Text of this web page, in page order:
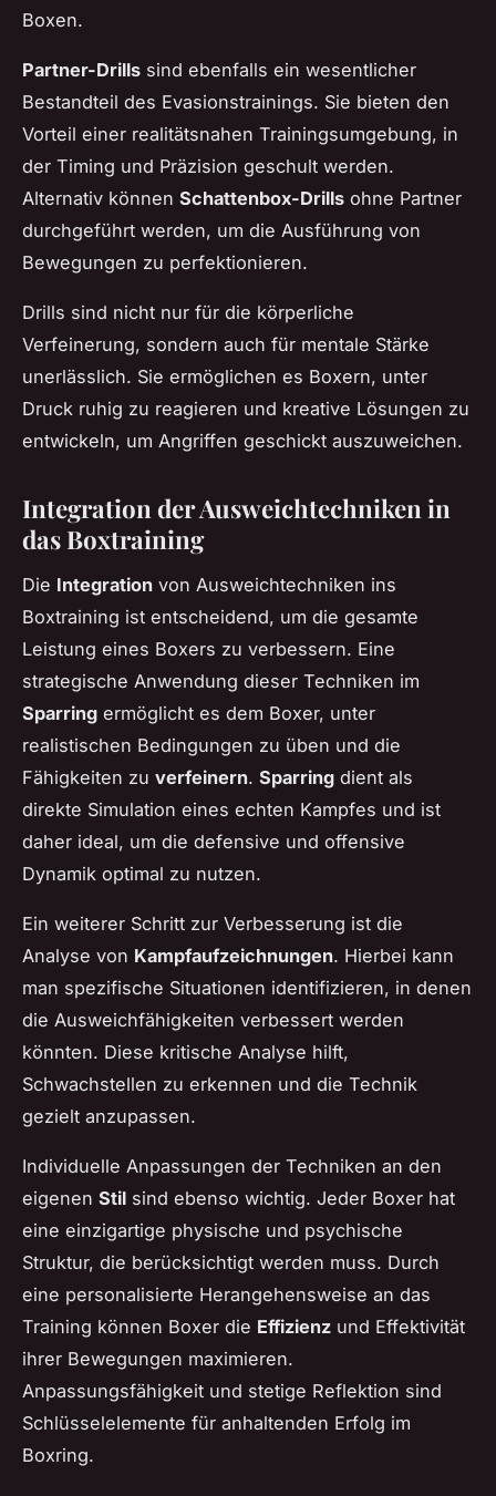
Boxen.
Partner-Drills sind ebenfalls ein wesentlicher
Bestandteil des Evasionstrainings. Sie bieten den
Vorteil einer realitätsnahen Trainingsumgebung, in
der Timing und Präzision geschult werden.
Alternativ können Schattenbox-Drills ohne Partner
durchgeführt werden, um die Ausführung von
Bewegungen zu perfektionieren.
Drills sind nicht nur für die körperliche
Verfeinerung, sondern auch für mentale Stärke
unerlässlich. Sie ermöglichen es Boxern, unter
Druck ruhig zu reagieren und kreative Lösungen zu
entwickeln, um Angriffen geschickt auszuweichen.
Integration der Ausweichtechniken in
das Boxtraining
Die Integration von Ausweichtechniken ins
Boxtraining ist entscheidend, um die gesamte
Leistung eines Boxers zu verbessern. Eine
strategische Anwendung dieser Techniken im
Sparring ermöglicht es dem Boxer, unter
realistischen Bedingungen zu üben und die
Fähigkeiten zu verfeinern. Sparring dient als
direkte Simulation eines echten Kampfes und ist
daher ideal, um die defensive und offensive
Dynamik optimal zu nutzen.
Ein weiterer Schritt zur Verbesserung ist die
Analyse von Kampfaufzeichnungen. Hierbei kann
man spezifische Situationen identifizieren, in denen
die Ausweichfähigkeiten verbessert werden
könnten. Diese kritische Analyse hilft,
Schwachstellen zu erkennen und die Technik
gezielt anzupassen.
Individuelle Anpassungen der Techniken an den
eigenen Stil sind ebenso wichtig. Jeder Boxer hat
eine einzigartige physische und psychische
Struktur, die berücksichtigt werden muss. Durch
eine personalisierte Herangehensweise an das
Training können Boxer die Effizienz und Effektivität
ihrer Bewegungen maximieren.
Anpassungsfähigkeit und stetige Reflektion sind
Schlüsselelemente für anhaltenden Erfolg im
Boxring.